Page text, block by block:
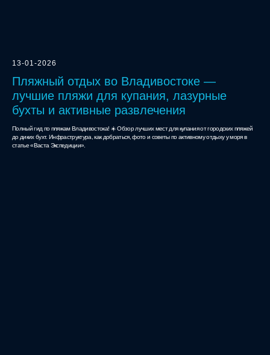
13-01-2026
Пляжный отдых во Владивостоке —
лучшие пляжи для купания, лазурные
бухты и активные развлечения
Полный гид по пляжам Владивостока! ☀️ Обзор лучших мест для купания от городских пляжей
до диких бухт. Инфраструктура, как добраться, фото и советы по активному отдыху у моря в
статье «Васта Экспедиции».